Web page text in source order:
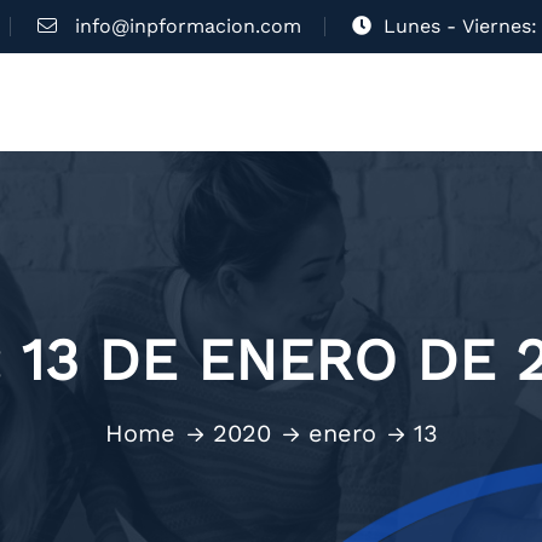
info@inpformacion.com Lunes -
13 DE ENERO DE
Home 2020 enero 13